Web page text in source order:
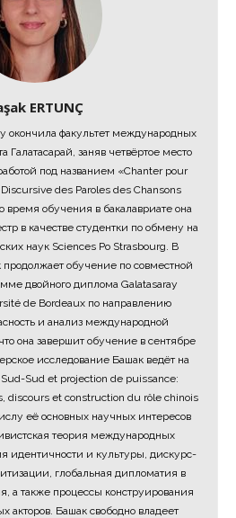
ERTUNÇ
окончила факультет международных
Галатасарай, заняв четвёртое место
под названием «Chanter pour
des Paroles des Chansons
время обучения в бакалавриате она
в качестве студентки по обмену на
наук Sciences Po Strasbourg. В
обучение по совместной
двойного диплома Galatasaray
de Bordeaux по направлению
и анализ международной
она завершит обучение в сентябре
исследование Башак ведёт на
Sud et projection de puissance:
discours et construction du rôle chinois
её основных научных интересов
теория международных
идентичности и культуры, дискурс-
глобальная дипломатия в
а также процессы конструирования
акторов. Башак свободно владеет